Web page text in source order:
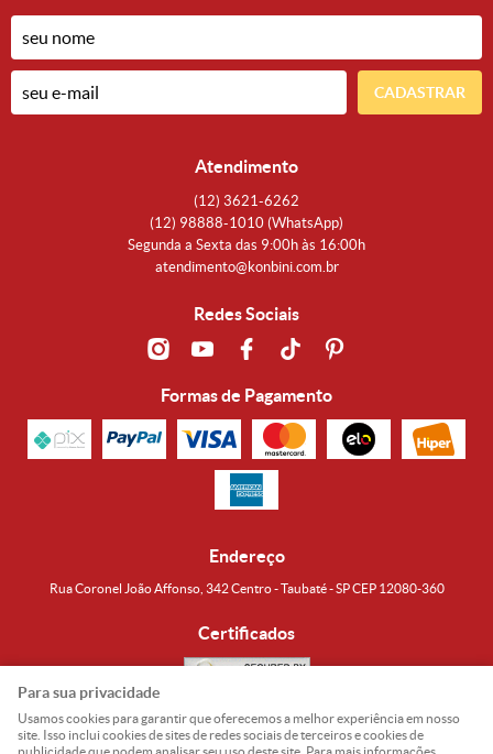
CADASTRAR
Atendimento
(12) 3621-6262
(12) 98888-1010 (WhatsApp)
Segunda a Sexta das 9:00h às 16:00h
atendimento@konbini.com.br
Redes Sociais
Formas de Pagamento
Endereço
Rua Coronel João Affonso, 342 Centro - Taubaté - SP CEP 12080-360
Certificados
Noguti & Amaral Produtos Orientais LTDA CNPJ: 15.427.609/0001-19
Para sua privacidade
Usamos cookies para garantir que oferecemos a melhor experiência em nosso
site. Isso inclui cookies de sites de redes sociais de terceiros e cookies de